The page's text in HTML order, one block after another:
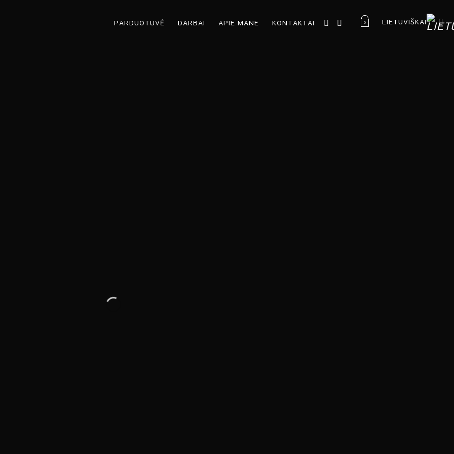
PARDUOTUVĖ DARBAI APIE MANE KONTAKTAI 0 LIETUVIŠKAI